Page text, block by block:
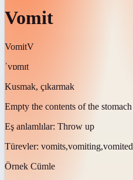
Vomit
VomitV
ˈvɒmɪt
Kusmak, çıkarmak
Empty the contents of the stomach
Eş anlamlılar: Throw up
Türevler: vomits,vomiting,vomited
Örnek Cümle